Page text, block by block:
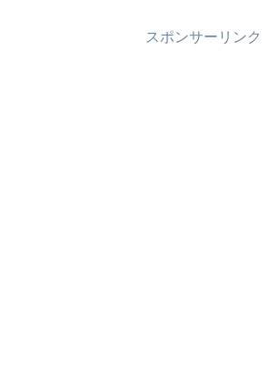
スポンサーリンク